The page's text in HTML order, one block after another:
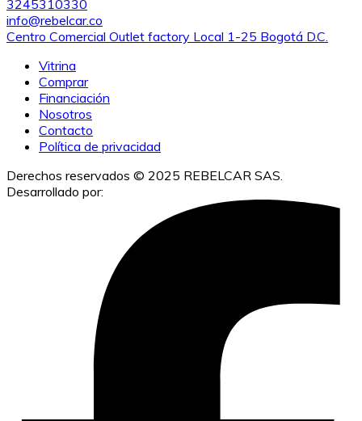
3245310330
info@rebelcar.co
Centro Comercial Outlet factory Local 1-25 Bogotá D.C.
Vitrina
Comprar
Financiación
Nosotros
Contacto
Política de privacidad
Derechos reservados © 2025 REBELCAR SAS.
Desarrollado por: